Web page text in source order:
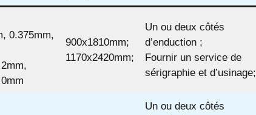
0.375mm,
900x1810mm;
1170x2420mm;
Un ou deux côtés
d’enduction ;
Fournir un service de
sérigraphie et d’usinage;
Un ou deux côtés